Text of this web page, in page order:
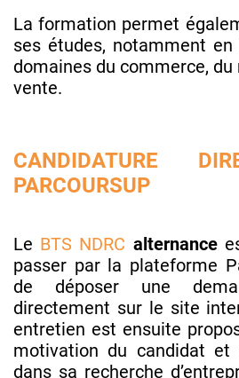
La formation permet
ses études, notamment
domaines du commerce,
vente.
CANDIDATURE
PARCOURSUP
Le BTS NDRC alternance
passer par la plateforme
de déposer une
directement sur le site
entretien est ensuite
motivation du candidat et
dans sa recherche